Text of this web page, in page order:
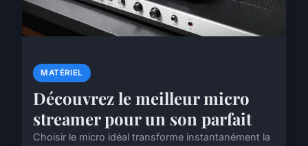
MATÉRIEL
Découvrez le meilleur micro
streamer pour un son parfait
Choisir le micro idéal transforme instantanément la